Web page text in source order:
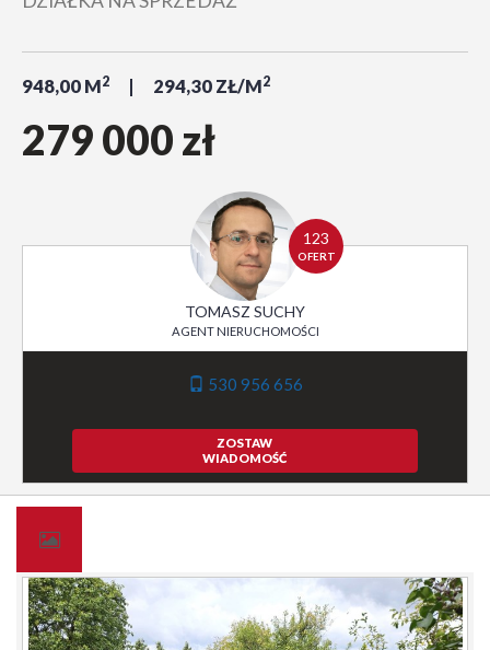
948,00 M2 294,30 ZŁ/M2
279 000 zł
123
OFERT
TOMASZ SUCHY
AGENT NIERUCHOMOŚCI
530 956 656
ZOSTAW
WIADOMOŚĆ